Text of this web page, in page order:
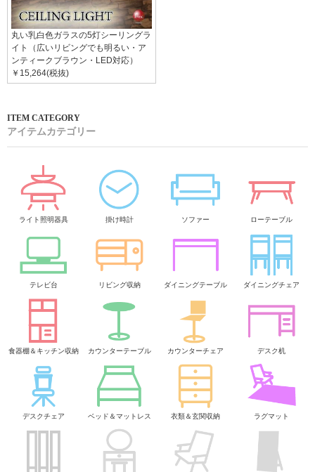
丸い乳白色ガラスの5灯シーリングラ
イト（広いリビングでも明るい・ア
ンティークブラウン・LED対応）
￥15,264(税抜)
アイテムカテゴリー
ライト照明器具 掛け時計 ソファー ローテーブル
テレビ台 リビング収納 ダイニングテーブル ダイニングチェア
食器棚＆キッチン収納 カウンターテーブル カウンターチェア デスク机
デスクチェア ベッド＆マットレス 衣類＆玄関収納 ラグマット